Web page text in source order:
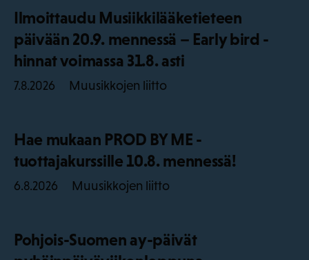
Ilmoittaudu Musiikkilääketieteen
päivään 20.9. mennessä – Early bird -
hinnat voimassa 31.8. asti
7.8.2026 Muusikkojen liitto
Hae mukaan PROD BY ME -
tuottajakurssille 10.8. mennessä!
6.8.2026 Muusikkojen liitto
Pohjois-Suomen ay-päivät